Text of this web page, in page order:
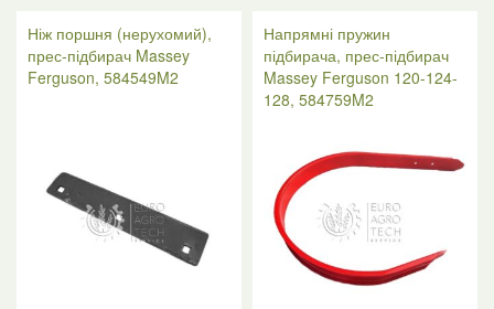
Ніж поршня (нерухомий),
прес-підбирач Massey
Ferguson, 584549M2
Напрямні пружин
підбирача, прес-підбирач
Massey Ferguson 120-124-
128, 584759M2